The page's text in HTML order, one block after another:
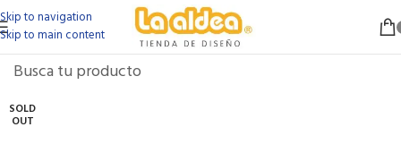
Skip to navigation
Skip to main content
SOLD
OUT